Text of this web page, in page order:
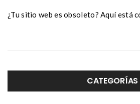
¿Tu sitio web es obsoleto? Aquí está
CATEGORÍAS